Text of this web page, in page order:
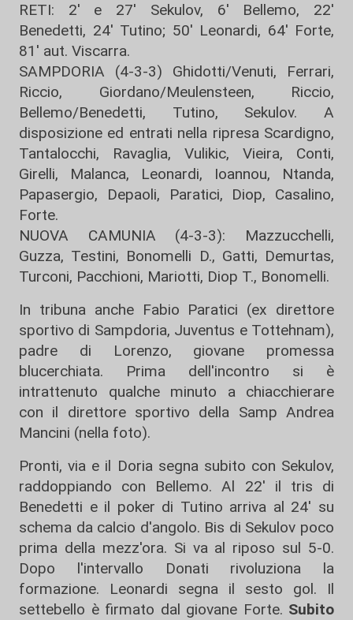
RETI: 2' e 27' Sekulov, 6' Bellemo, 22'
Benedetti, 24' Tutino; 50' Leonardi, 64' Forte,
81' aut. Viscarra.
SAMPDORIA (4-3-3) Ghidotti/Venuti, Ferrari,
Riccio, Giordano/Meulensteen, Riccio,
Bellemo/Benedetti, Tutino, Sekulov. A
disposizione ed entrati nella ripresa Scardigno,
Tantalocchi, Ravaglia, Vulikic, Vieira, Conti,
Girelli, Malanca, Leonardi, Ioannou, Ntanda,
Papasergio, Depaoli, Paratici, Diop, Casalino,
Forte.
NUOVA CAMUNIA (4-3-3): Mazzucchelli,
Guzza, Testini, Bonomelli D., Gatti, Demurtas,
Turconi, Pacchioni, Mariotti, Diop T., Bonomelli.
In tribuna anche Fabio Paratici (ex direttore
sportivo di Sampdoria, Juventus e Tottehnam),
padre di Lorenzo, giovane promessa
blucerchiata. Prima dell'incontro si è
intrattenuto qualche minuto a chiacchierare
con il direttore sportivo della Samp Andrea
Mancini (nella foto).
Pronti, via e il Doria segna subito con Sekulov,
raddoppiando con Bellemo. Al 22' il tris di
Benedetti e il poker di Tutino arriva al 24' su
schema da calcio d'angolo. Bis di Sekulov poco
prima della mezz'ora. Si va al riposo sul 5-0.
Dopo l'intervallo Donati rivoluziona la
formazione. Leonardi segna il sesto gol. Il
settebello è firmato dal giovane Forte. Subito